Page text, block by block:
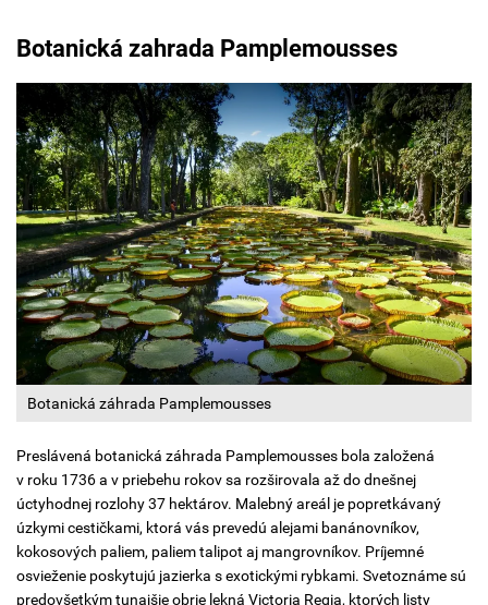
Botanická zahrada Pamplemousses
Botanická záhrada Pamplemousses
Preslávená botanická záhrada Pamplemousses bola založená
v roku 1736 a v priebehu rokov sa rozširovala až do dnešnej
úctyhodnej rozlohy 37 hektárov. Malebný areál je popretkávaný
úzkymi cestičkami, ktorá vás prevedú alejami banánovníkov,
kokosových paliem, paliem talipot aj mangrovníkov. Príjemné
osvieženie poskytujú jazierka s exotickými rybkami. Svetoznáme sú
predovšetkým tunajšie obrie lekná Victoria Regia, ktorých listy